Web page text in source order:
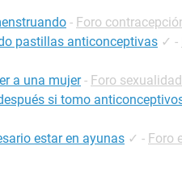
- Foro
pastillas anticonceptivas ✓ -
a una mujer - Foro sexualidad
si tomo
estar en ayunas ✓ - Foro